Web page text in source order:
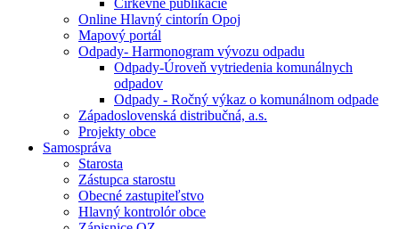
Cirkevné publikácie
Online Hlavný cintorín Opoj
Mapový portál
Odpady- Harmonogram vývozu odpadu
Odpady-Úroveň vytriedenia komunálnych
odpadov
Odpady - Ročný výkaz o komunálnom odpade
Západoslovenská distribučná, a.s.
Projekty obce
Samospráva
Starosta
Zástupca starostu
Obecné zastupiteľstvo
Hlavný kontrolór obce